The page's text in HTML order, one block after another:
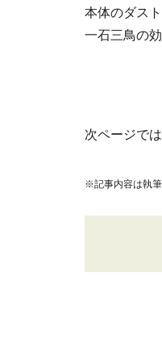
本体のダス
一石三鳥の
次ページで
※記事内容は執筆